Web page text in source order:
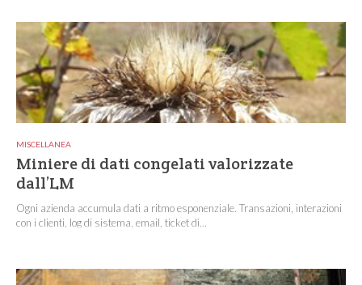
MISCELLANEA
Miniere di dati congelati valorizzate
dall’LM
Ogni azienda accumula dati a ritmo esponenziale. Transazioni, interazioni
con i clienti, log di sistema, email, ticket di...